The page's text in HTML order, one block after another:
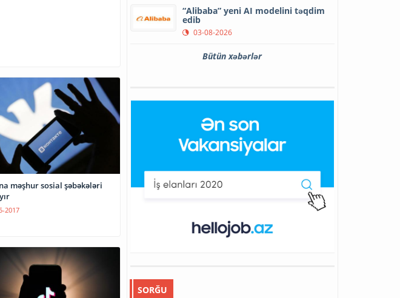
məşhur sosial şəbəkələri
2017
“Alibaba” yeni AI modelini təqdim
edib
03-08-2026
Bütün xəbərlər
SORĞU